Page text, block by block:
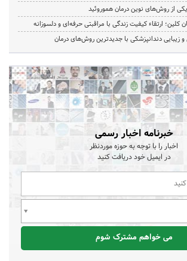
یکی از روش‌های نوین درمان هموروئید
کلین؛ ارتقاء کیفیت زندگی با مراقبتی حرفه‌ای و دلسوزانه
زیبایی دندانپزشکی با جدیدترین روش‌های درمان
خبرنامه اخبار رسمی
اخبار را با توجه به حوزه موردنظر
در ایمیل خود دریافت کنید
می خواهم مشترک شوم